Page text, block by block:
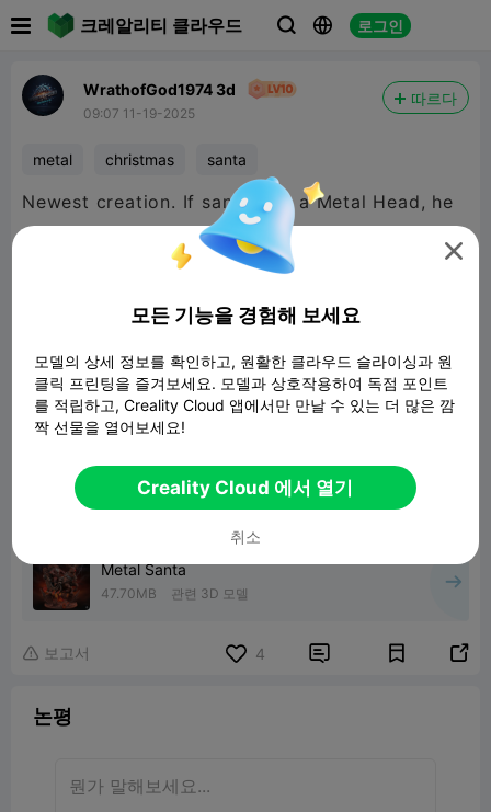
크레알리티 클라우드   로그인
WrathofGod1974 3d
09:07 11-19-2025
따르다
metal christmas santa
Newest creation. If santa was a Metal Head, he
may just took like this.. Here is Metal Santa.
Metal Santa
47.70MB 관련 3D 모델
 보고서 4  
논평

모든 기능을 경험해 보세요
모델의 상세 정보를 확인하고, 원활한 클라우드 슬라이싱과 원
클릭 프린팅을 즐겨보세요. 모델과 상호작용하여 독점 포인트
를 적립하고, Creality Cloud 앱에서만 만날 수 있는 더 많은 깜
짝 선물을 열어보세요!
Creality Cloud 에서 열기
취소